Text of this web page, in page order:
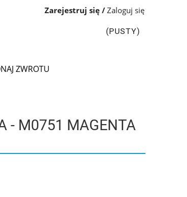
Zarejestruj się Zaloguj się
(PUSTY)
ZWROTU
- M0751 MAGENTA